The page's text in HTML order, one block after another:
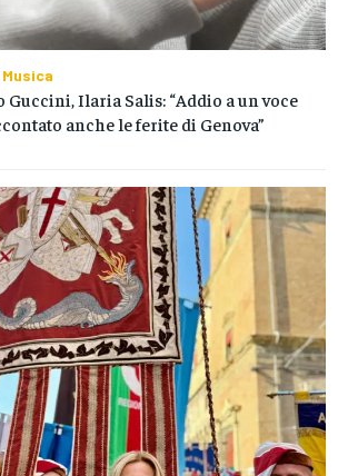
Guccini, Ilaria Salis: “Addio a un voce
anche le ferite di Genova”